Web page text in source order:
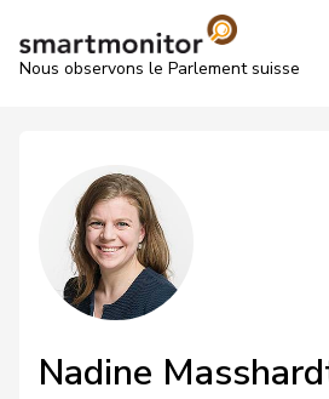
Nous observons le Parlement suisse
Nadine